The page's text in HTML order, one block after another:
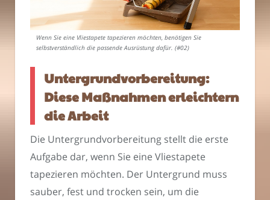
Wenn Sie eine Vliestapete tapezieren möchten, benötigen Sie
selbstverständlich die passende Ausrüstung dafür. (#02)
Untergrundvorbereitung:
Diese Maßnahmen erleichtern
die Arbeit
Die Untergrundvorbereitung stellt die erste
Aufgabe dar, wenn Sie eine Vliestapete
tapezieren möchten. Der Untergrund muss
sauber, fest und trocken sein, um die